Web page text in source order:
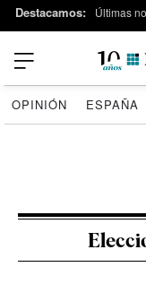
Destacamos: Últimas
OPINIÓN ESPAÑA